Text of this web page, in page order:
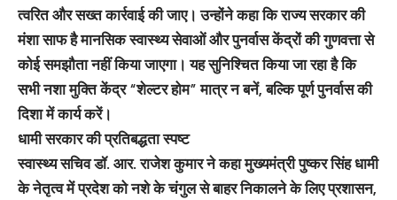
त्वरित और सख्त कार्रवाई की जाए। उन्होंने कहा कि राज्य सरकार की
मंशा साफ है मानसिक स्वास्थ्य सेवाओं और पुनर्वास केंद्रों की गुणवत्ता से
कोई समझौता नहीं किया जाएगा। यह सुनिश्चित किया जा रहा है कि
सभी नशा मुक्ति केंद्र “शेल्टर होम” मात्र न बनें, बल्कि पूर्ण पुनर्वास की
दिशा में कार्य करें।
धामी सरकार की प्रतिबद्धता स्पष्ट
स्वास्थ्य सचिव डॉ. आर. राजेश कुमार ने कहा मुख्यमंत्री पुष्कर सिंह धामी
के नेतृत्व में प्रदेश को नशे के चंगुल से बाहर निकालने के लिए प्रशासन,